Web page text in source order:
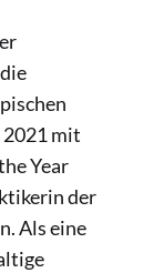
2021 mit
Year
der
Als eine